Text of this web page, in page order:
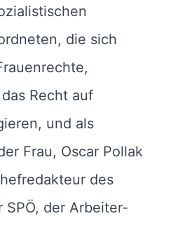
die sich
Recht auf
und als
Frau, Oscar Pollak
des
SPÖ, der Arbeiter-